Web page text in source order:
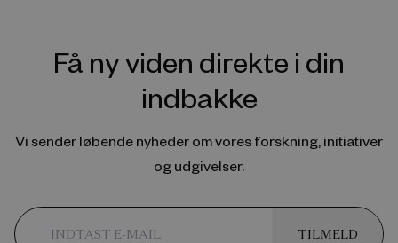
Få ny viden direkte i din
indbakke
Vi sender løbende nyheder om vores forskning, initiativer
og udgivelser.
TILMELD